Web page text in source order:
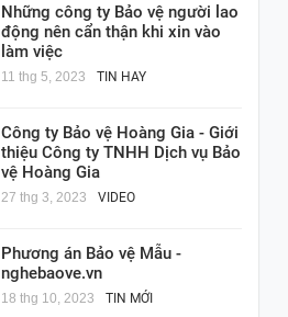
Những công ty Bảo vệ người lao
động nên cẩn thận khi xin vào
làm việc
11 thg 5, 2023 TIN HAY
Công ty Bảo vệ Hoàng Gia - Giới
thiệu Công ty TNHH Dịch vụ Bảo
vệ Hoàng Gia
27 thg 3, 2023 VIDEO
Phương án Bảo vệ Mẫu -
nghebaove.vn
18 thg 10, 2023 TIN MỚI